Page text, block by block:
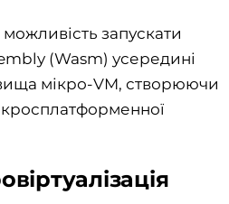
запускати
(Wasm) усередині
мікро-VM, створюючи